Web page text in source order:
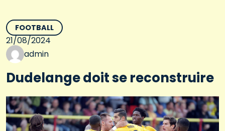
FOOTBALL
21/08/2024
admin
Dudelange doit se reconstruire